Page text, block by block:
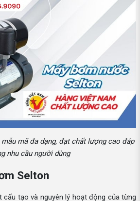
mã đa dạng, đạt chất lượng cao đáp
nhu cầu người dùng
Selton
cấu tạo và nguyên lý hoạt động của từng